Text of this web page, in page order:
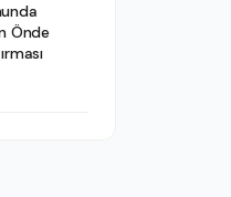
Önde